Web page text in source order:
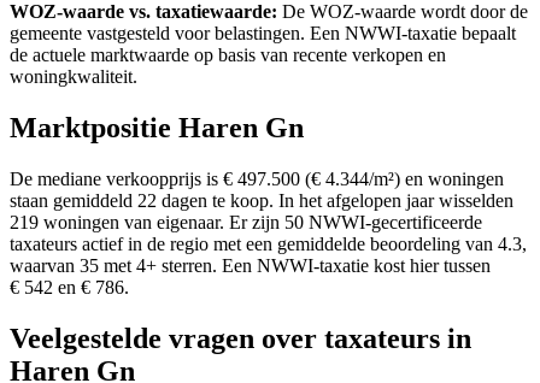
WOZ-waarde vs. taxatiewaarde: De WOZ-waarde wordt door de
gemeente vastgesteld voor belastingen. Een NWWI-taxatie bepaalt
de actuele marktwaarde op basis van recente verkopen en
woningkwaliteit.
Marktpositie Haren Gn
De mediane verkoopprijs is € 497.500 (€ 4.344/m²) en woningen
staan gemiddeld 22 dagen te koop. In het afgelopen jaar wisselden
219 woningen van eigenaar. Er zijn 50 NWWI-gecertificeerde
taxateurs actief in de regio met een gemiddelde beoordeling van 4.3,
waarvan 35 met 4+ sterren. Een NWWI-taxatie kost hier tussen
€ 542 en € 786.
Veelgestelde vragen over taxateurs in
Haren Gn